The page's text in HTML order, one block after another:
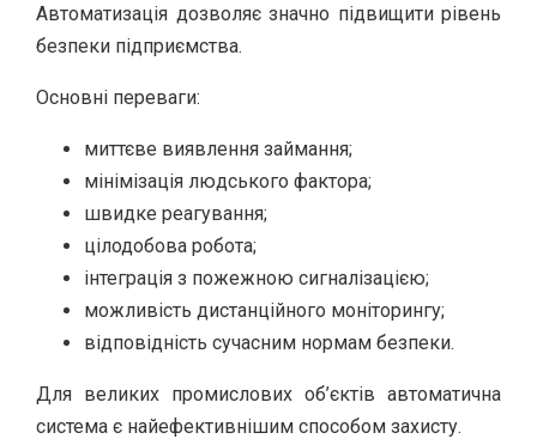
Автоматизація дозволяє значно підвищити рівень
безпеки підприємства.
Основні переваги:
миттєве виявлення займання;
мінімізація людського фактора;
швидке реагування;
цілодобова робота;
інтеграція з пожежною сигналізацією;
можливість дистанційного моніторингу;
відповідність сучасним нормам безпеки.
Для великих промислових об’єктів автоматична
система є найефективнішим способом захисту.